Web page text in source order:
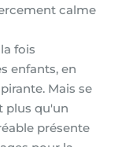
calme
fois
enfants, en
Mais se
plus qu'un
présente